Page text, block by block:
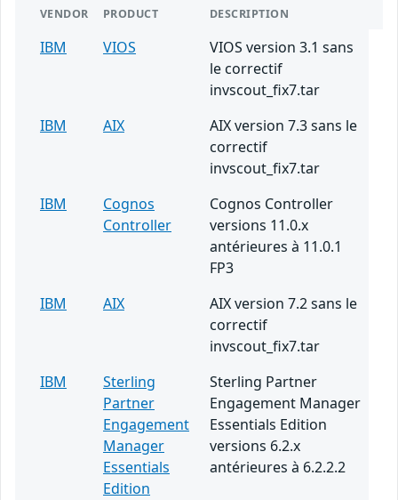
VENDOR PRODUCT DESCRIPTION
IBM VIOS
VIOS version 3.1 sans
le correctif
invscout_fix7.tar
IBM
AIX
AIX version 7.3 sans le
correctif
invscout_fix7.tar
IBM
Cognos
Controller
Cognos Controller
versions 11.0.x
antérieures à 11.0.1
FP3
IBM
AIX
AIX version 7.2 sans le
correctif
invscout_fix7.tar
IBM
Sterling
Partner
Engagement
Manager
Essentials
Edition
Sterling Partner
Engagement Manager
Essentials Edition
versions 6.2.x
antérieures à 6.2.2.2